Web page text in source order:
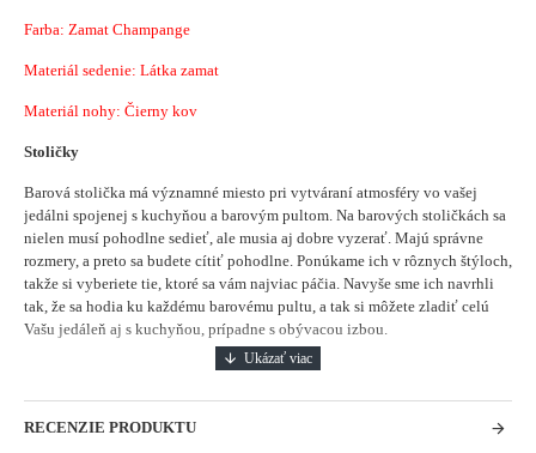
Farba: Zamat Champange
Materiál sedenie: Látka zamat
Materiál nohy: Čierny kov
Stoličky
Barová stolička má významné miesto pri vytváraní atmosféry vo vašej
jedálni spojenej s kuchyňou a barovým pultom. Na barových stoličkách sa
nielen musí pohodlne sedieť, ale musia aj dobre vyzerať. Majú správne
rozmery, a preto sa budete cítiť pohodlne. Ponúkame ich v rôznych štýloch,
takže si vyberiete tie, ktoré sa vám najviac páčia. Navyše sme ich navrhli
tak, že sa hodia ku každému barovému pultu, a tak si môžete zladiť celú
Vašu jedáleň aj s kuchyňou, prípadne s obývacou izbou.
RECENZIE PRODUKTU